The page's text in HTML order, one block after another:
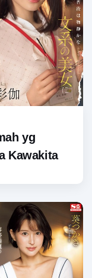
yg
Kawakita